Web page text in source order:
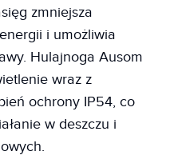
zmniejsza
i umożliwia
Hulajnoga Ausom
wraz z
ochrony IP54, co
w deszczu i